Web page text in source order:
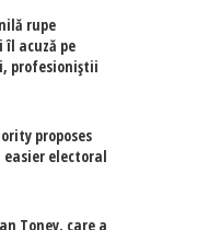
rupe
acuză pe
profesioniștii
proposes
electoral
Toney, care a